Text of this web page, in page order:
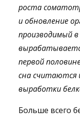
роста
и обновление
производимый
первой
сна считаются
выработки
Больше всего